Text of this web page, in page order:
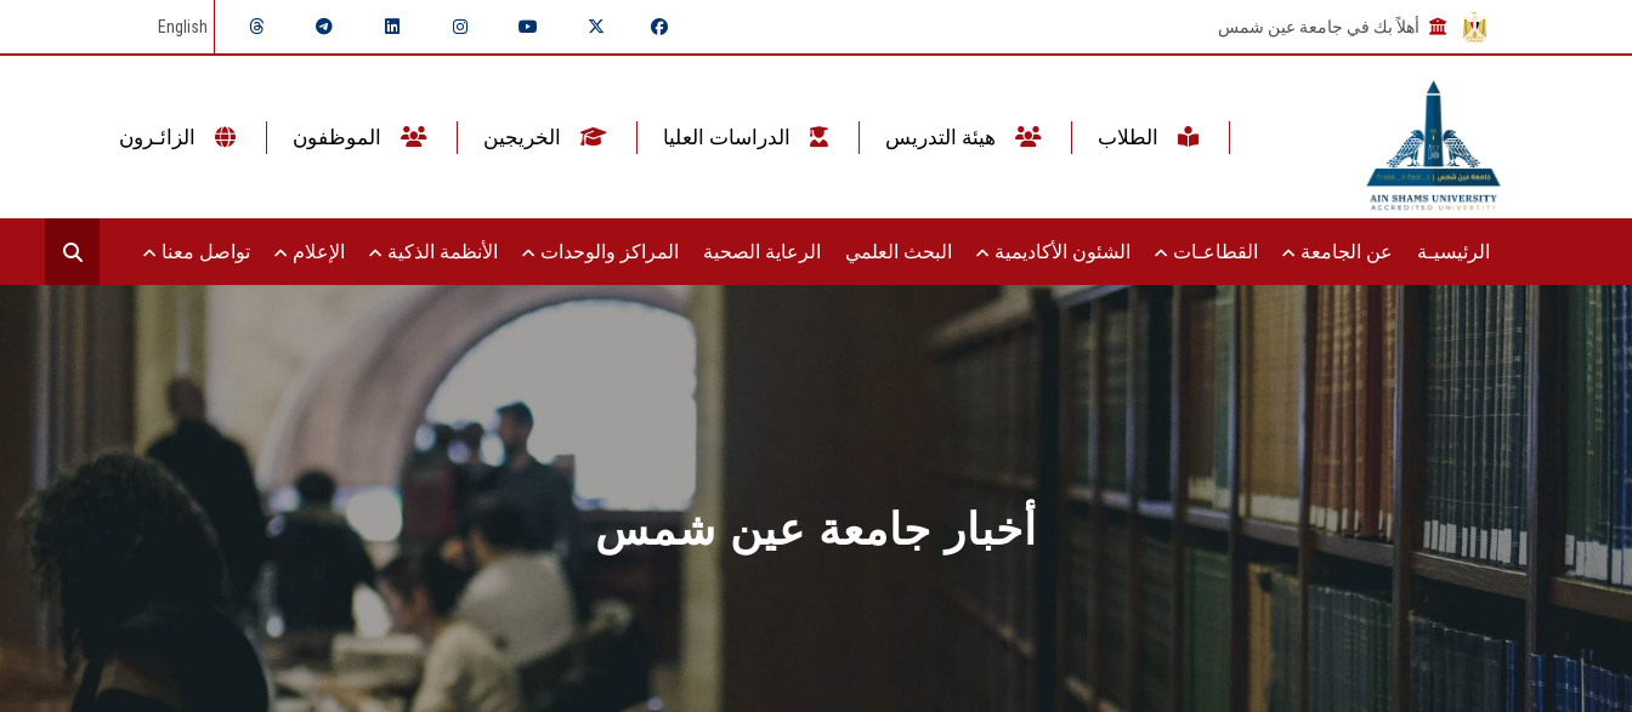
أهلاً بك في جامعة عين شمس English
الرئيسيـة عن الجامعة القطاعـات الشئون الأكاديمية البحث العلمي الرعاية الصحية المراكز والوحدات الأنظمة الذكية الإعلام تواصل معنا
أخبار جامعة عين شمس